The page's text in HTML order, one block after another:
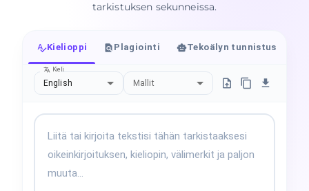
tarkistuksen sekunneissa.
Kielioppi Plagiointi Tekoälyn tunnistus
Kieli
English Mallit